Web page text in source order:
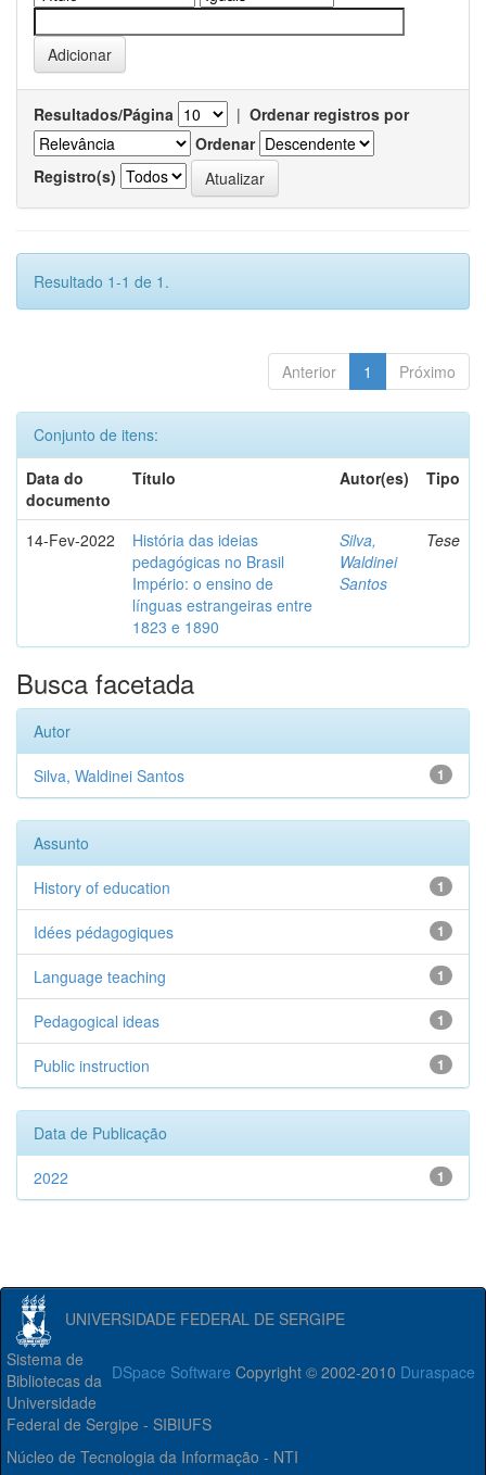
Resultados/Página | Ordenar registros por
Ordenar
Registro(s)
Resultado 1-1 de 1.
Anterior 1 Próximo
Conjunto de itens:
Data do
documento
Título Autor(es) Tipo
14-Fev-2022
História das ideias
pedagógicas no Brasil
Império: o ensino de
línguas estrangeiras entre
1823 e 1890
Silva,
Waldinei
Santos
Tese
Busca facetada
Autor
1
Silva, Waldinei Santos
Assunto
1
History of education
1
Idées pédagogiques
1
Language teaching
1
Pedagogical ideas
1
Public instruction
Data de Publicação
1
2022
UNIVERSIDADE FEDERAL DE SERGIPE
DSpace Software Copyright © 2002-2010 Duraspace
Sistema de
Bibliotecas da
Universidade
Federal de Sergipe - SIBIUFS
Núcleo de Tecnologia da Informação - NTI